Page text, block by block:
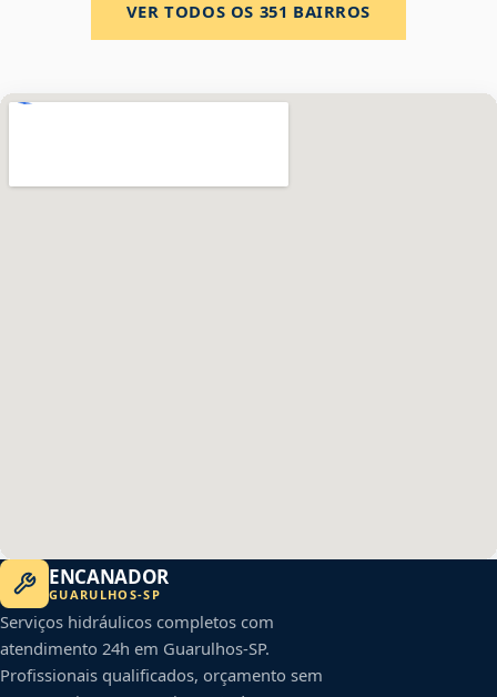
VER TODOS OS 351 BAIRROS
ENCANADOR
GUARULHOS-SP
Serviços hidráulicos completos com
atendimento 24h em Guarulhos-SP.
Profissionais qualificados, orçamento sem